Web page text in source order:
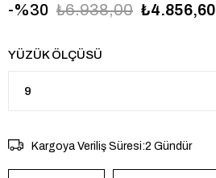
30 ₺6.938,00 ₺4.856,60
YÜZÜK ÖLÇÜSÜ
Kargoya Veriliş Süresi:2 Gündür